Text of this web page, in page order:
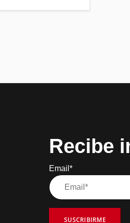
Recibe
Email*
SUSCRIBIRME